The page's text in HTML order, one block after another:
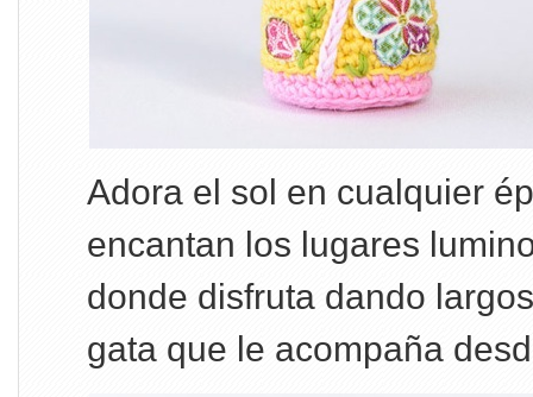
Adora el sol en cualquier
encantan los lugares
donde disfruta dando
gata que le acompaña